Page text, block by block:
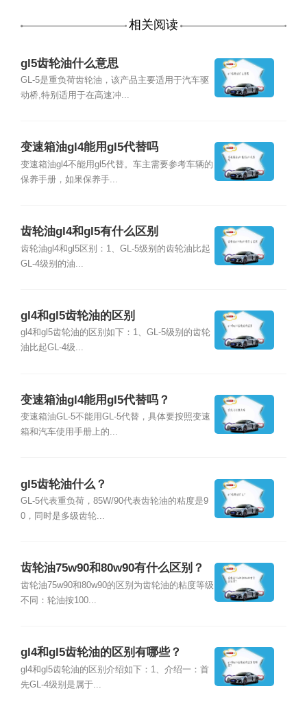
相关阅读
gl5齿轮油什么意思
GL-5是重负荷齿轮油，该产品主要适用于汽车驱
动桥,特别适用于在高速冲...
变速箱油gl4能用gl5代替吗
变速箱油gl4不能用gl5代替。车主需要参考车辆的
保养手册，如果保养手...
齿轮油gl4和gl5有什么区别
齿轮油gl4和gl5区别：1、GL-5级别的齿轮油比起
GL-4级别的油...
gl4和gl5齿轮油的区别
gl4和gl5齿轮油的区别如下：1、GL-5级别的齿轮
油比起GL-4级...
变速箱油gl4能用gl5代替吗？
变速箱油GL-5不能用GL-5代替，具体要按照变速
箱和汽车使用手册上的...
gl5齿轮油什么？
GL-5代表重负荷，85W/90代表齿轮油的粘度是9
0，同时是多级齿轮...
齿轮油75w90和80w90有什么区别？
齿轮油75w90和80w90的区别为齿轮油的粘度等级
不同：轮油按100...
gl4和gl5齿轮油的区别有哪些？
gl4和gl5齿轮油的区别介绍如下：1、介绍一：首
先GL-4级别是属于...